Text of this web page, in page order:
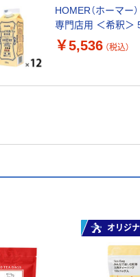
HOMER（ホーマー
専門店用 ＜希釈＞
￥5,536 （税込）
オリジ